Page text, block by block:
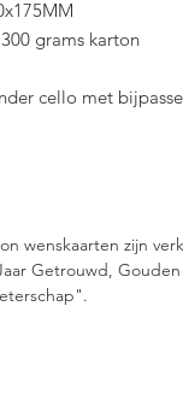
grams karton
cello met
wenskaarten zijn
Getrouwd,